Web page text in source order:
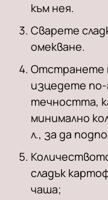
към нея.
Сварете
омекване.
Отстранете
изцедете
течността,
минимално
л., за да
сладък
чаша;